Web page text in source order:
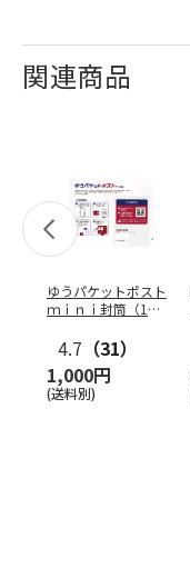
関連商品
ゆうパケットポスト
ｍｉｎｉ封筒（1個
4.7 （31）
1,000円
(送料別)